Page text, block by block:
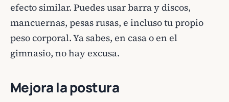
efecto similar. Puedes usar barra y discos,
mancuernas, pesas rusas, e incluso tu propio
peso corporal. Ya sabes, en casa o en el
gimnasio, no hay excusa.
Mejora la postura